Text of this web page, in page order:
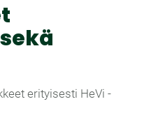
erityisesti HeVi -